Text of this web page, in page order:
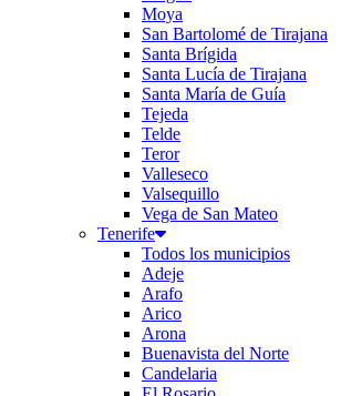
Moya
San Bartolomé de Tirajana
Santa Brígida
Santa Lucía de Tirajana
Santa María de Guía
Tejeda
Telde
Teror
Valleseco
Valsequillo
Vega de San Mateo
Tenerife
Todos los municipios
Adeje
Arafo
Arico
Arona
Buenavista del Norte
Candelaria